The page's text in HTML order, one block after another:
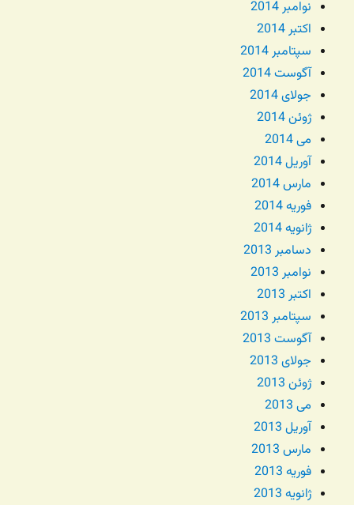
نوامبر 2014
اکتبر 2014
سپتامبر 2014
آگوست 2014
جولای 2014
ژوئن 2014
می 2014
آوریل 2014
مارس 2014
فوریه 2014
ژانویه 2014
دسامبر 2013
نوامبر 2013
اکتبر 2013
سپتامبر 2013
آگوست 2013
جولای 2013
ژوئن 2013
می 2013
آوریل 2013
مارس 2013
فوریه 2013
ژانویه 2013